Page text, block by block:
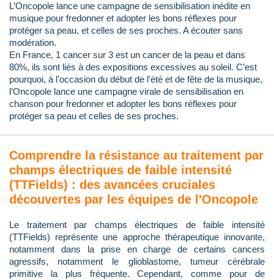
L’Oncopole lance une campagne de sensibilisation inédite en
musique pour fredonner et adopter les bons réflexes pour
protéger sa peau, et celles de ses proches. A écouter sans
modération.
En France, 1 cancer sur 3 est un cancer de la peau et dans
80%, ils sont liés à des expositions excessives au soleil. C’est
pourquoi, à l’occasion du début de l’été et de fête de la musique,
l’Oncopole lance une campagne virale de sensibilisation en
chanson pour fredonner et adopter les bons réflexes pour
protéger sa peau et celles de ses proches.
Comprendre la résistance au traitement par
champs électriques de faible intensité
(TTFields) : des avancées cruciales
découvertes par les équipes de l'Oncopole
Le traitement par champs électriques de faible intensité
(TTFields) représente une approche thérapeutique innovante,
notamment dans la prise en charge de certains cancers
agressifs, notamment le glioblastome, tumeur cérébrale
primitive la plus fréquente. Cependant, comme pour de